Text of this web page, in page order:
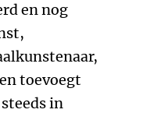
en nog
toevoegt
in